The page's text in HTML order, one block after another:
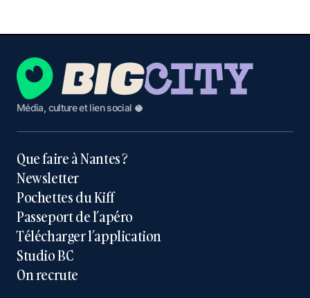
Média, culture et lien social 🥥
Que faire à Nantes ?
Newsletter
Pochettes du Kiff
Passeport de l’apéro
Télécharger l’application
Studio BC
On recrute